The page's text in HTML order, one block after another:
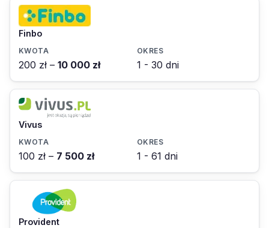
Finbo
200 zł – 10 000 zł 1 - 30 dni
Vivus
100 zł – 7 500 zł 1 - 61 dni
Provident